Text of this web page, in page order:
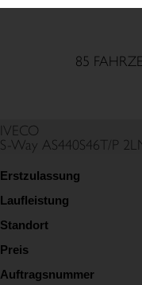
85
IVECO
S-Way AS440S46T/P
Erstzulassung
Laufleistung
Standort
Preis
Auftragsnummer